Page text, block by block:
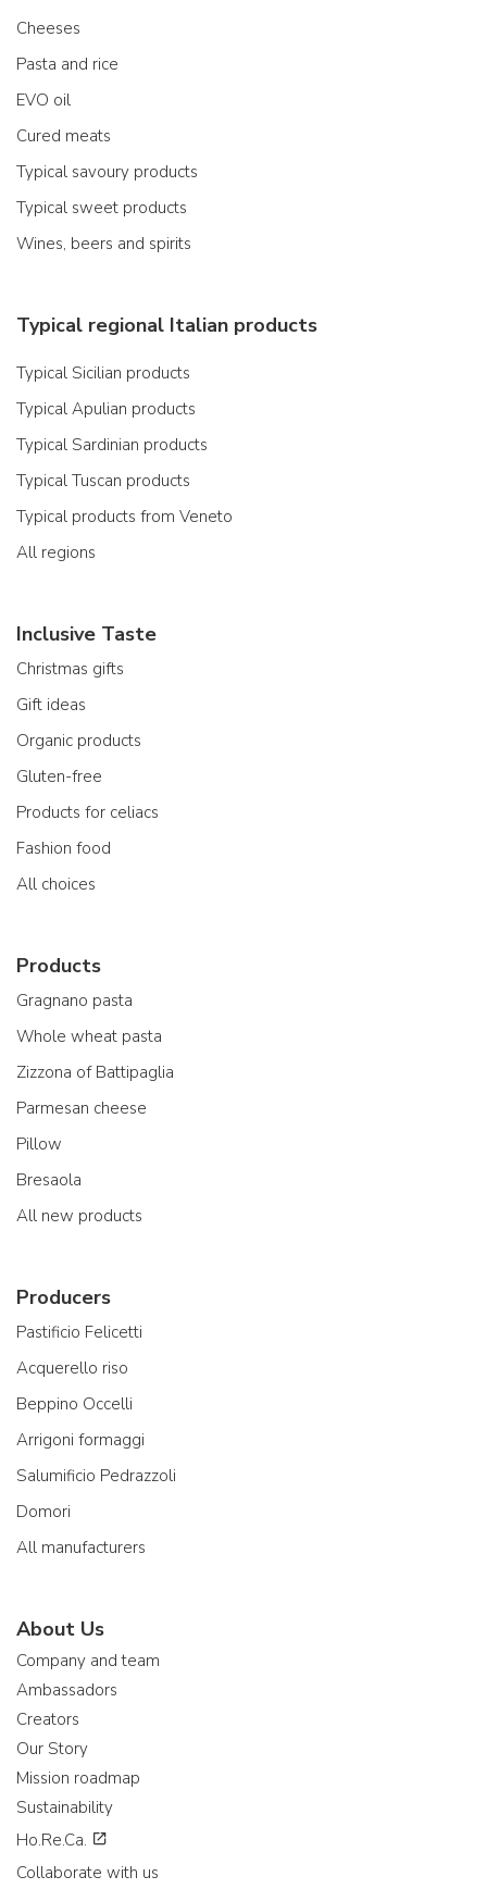
Cheeses
Pasta and rice
EVO oil
Cured meats
Typical savoury products
Typical sweet products
Wines, beers and spirits
Typical regional Italian products
Typical Sicilian products
Typical Apulian products
Typical Sardinian products
Typical Tuscan products
Typical products from Veneto
All regions
Inclusive Taste
Christmas gifts
Gift ideas
Organic products
Gluten-free
Products for celiacs
Fashion food
All choices
Products
Gragnano pasta
Whole wheat pasta
Zizzona of Battipaglia
Parmesan cheese
Pillow
Bresaola
All new products
Producers
Pastificio Felicetti
Acquerello riso
Beppino Occelli
Arrigoni formaggi
Salumificio Pedrazzoli
Domori
All manufacturers
About Us
Company and team
Ambassadors
Creators
Our Story
Mission roadmap
Sustainability
Ho.Re.Ca.
Collaborate with us